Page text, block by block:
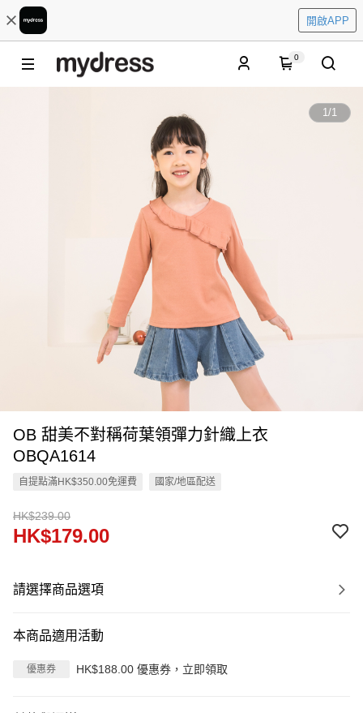
開啟APP
0
1/1
OB 甜美不對稱荷葉領彈力針織上衣
OBQA1614
自提點滿HK$350.00免運費 國家/地區配送
HK$239.00
HK$179.00
請選擇商品選項
本商品適用活動
優惠券 HK$188.00 優惠券，立即領取